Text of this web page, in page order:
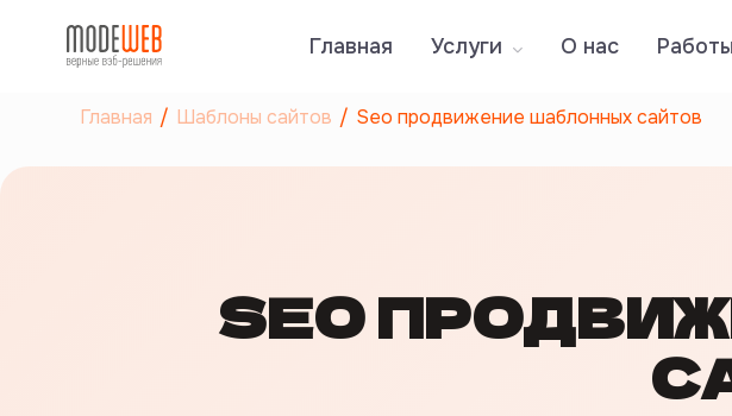
Главная Услуги О нас Работы
Главная Шаблоны сайтов Seo продвижение шаблонных сайтов
SEO